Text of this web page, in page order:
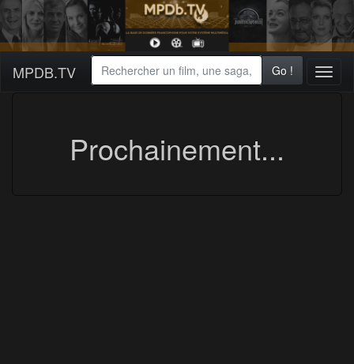
MPDB.TV Go !
Prochainement...